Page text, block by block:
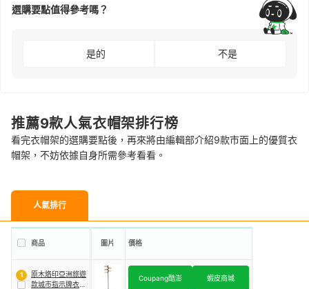
選購要點值得參考嗎？
是的 不是
推薦9款人氣衣帽架排行榜
看完衣帽架的選購要點後，再來將由編輯部介紹9款市面上的優質衣
帽架，不妨依據自身所需參考看看。
人氣排行
商品 圖片 價格
1
原木烙印亞洲旅遊
款城市指示牌衣帽
Coupang酷澎 蝦皮商城